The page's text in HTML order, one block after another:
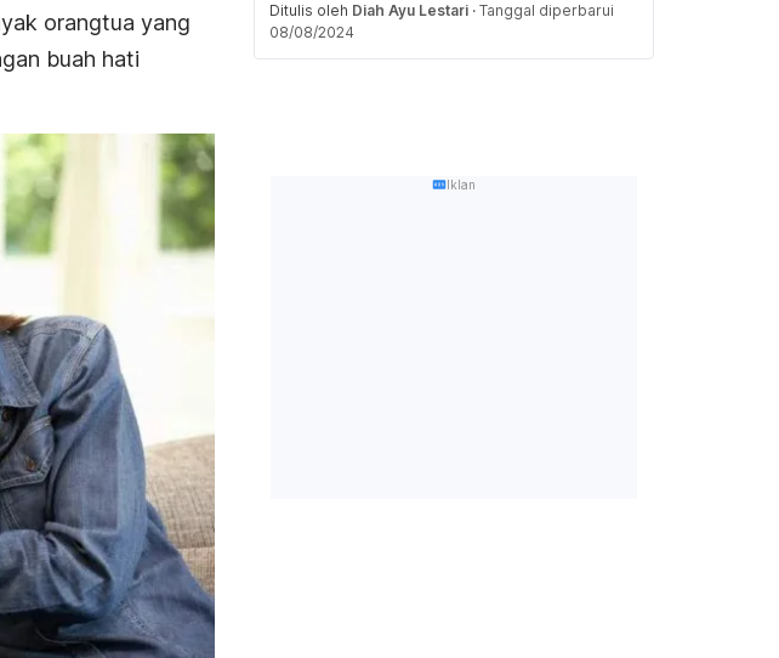
orangtua yang
buah hati
Ditulis oleh Diah Ayu Lestari · Tanggal diperbarui
08/08/2024
Iklan